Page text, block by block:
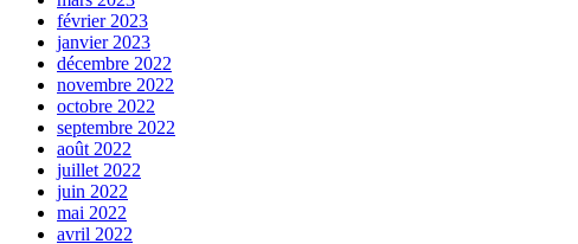
février 2023
janvier 2023
décembre 2022
novembre 2022
octobre 2022
septembre 2022
août 2022
juillet 2022
juin 2022
mai 2022
avril 2022